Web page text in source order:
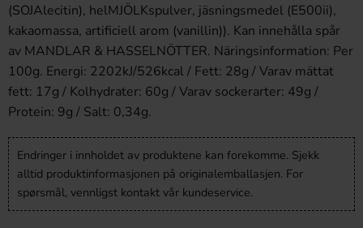
(SOJAlecitin), helMJÖLKspulver, jäsningsmedel (E500ii),
kakaomassa, artificiell arom (vanillin)). Kan innehålla spår
av MANDLAR & HASSELNÖTTER. Näringsinformation: Per
100g. Energi: 2202kJ/526kcal / Fett: 28g / Varav mättat
fett: 17g / Kolhydrater: 60g / Varav sockerarter: 49g /
Protein: 9g / Salt: 0,34g.
Endringer i innholdet av produktene kan forekomme. Sjekk
alltid produktinformasjonen på originalemballasjen. For
spørsmål, vennligst kontakt vår kundeservice.